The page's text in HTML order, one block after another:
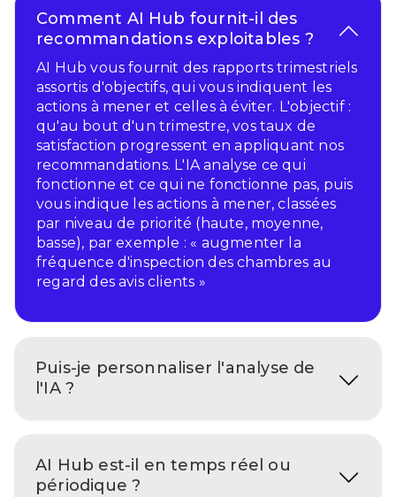
Comment AI Hub fournit-il des
recommandations exploitables ?
AI Hub vous fournit des rapports trimestriels
assortis d'objectifs, qui vous indiquent les
actions à mener et celles à éviter. L'objectif :
qu'au bout d'un trimestre, vos taux de
satisfaction progressent en appliquant nos
recommandations. L'IA analyse ce qui
fonctionne et ce qui ne fonctionne pas, puis
vous indique les actions à mener, classées
par niveau de priorité (haute, moyenne,
basse), par exemple : « augmenter la
fréquence d'inspection des chambres au
regard des avis clients »
Puis-je personnaliser l'analyse de
l'IA ?
AI Hub est-il en temps réel ou
périodique ?